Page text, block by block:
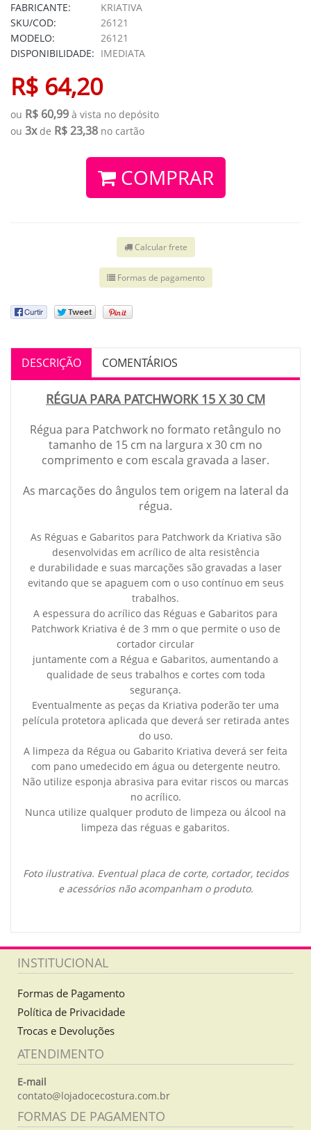
FABRICANTE:
KRIATIVA
SKU/COD:
26121
MODELO:
26121
DISPONIBILIDADE: IMEDIATA
R$ 64,20
ou R$ 60,99 à vista no depósito
ou 3xde R$ 23,38 no cartão
COMPRAR
Calcular frete
Formas de pagamento
DESCRIÇÃO COMENTÁRIOS
RÉGUA PARA PATCHWORK 15 X 30 CM
Régua para Patchwork no formato retângulo no
tamanho de 15 cm na largura x 30 cm no
comprimento e com escala gravada a laser.
As marcações do ângulos tem origem na lateral da
régua.
As Réguas e Gabaritos para Patchwork da Kriativa são
desenvolvidas em acrílico de alta resistência
e durabilidade e suas marcações são gravadas a laser
evitando que se apaguem com o uso contínuo em seus
trabalhos.
A espessura do acrílico das Réguas e Gabaritos para
Patchwork Kriativa é de 3 mm o que permite o uso de
cortador circular
juntamente com a Régua e Gabaritos, aumentando a
qualidade de seus trabalhos e cortes com toda
segurança.
Eventualmente as peças da Kriativa poderão ter uma
película protetora aplicada que deverá ser retirada antes
do uso.
A limpeza da Régua ou Gabarito Kriativa deverá ser feita
com pano umedecido em água ou detergente neutro.
Não utilize esponja abrasiva para evitar riscos ou marcas
no acrílico.
Nunca utilize qualquer produto de limpeza ou álcool na
limpeza das réguas e gabaritos.
Foto ilustrativa. Eventual placa de corte, cortador, tecidos
e acessórios não acompanham o produto.
INSTITUCIONAL
Formas de Pagamento
Política de Privacidade
Trocas e Devoluções
ATENDIMENTO
E-mail
contato@lojadocecostura.com.br
FORMAS DE PAGAMENTO